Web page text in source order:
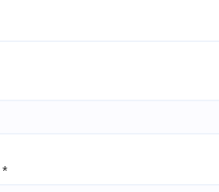
*